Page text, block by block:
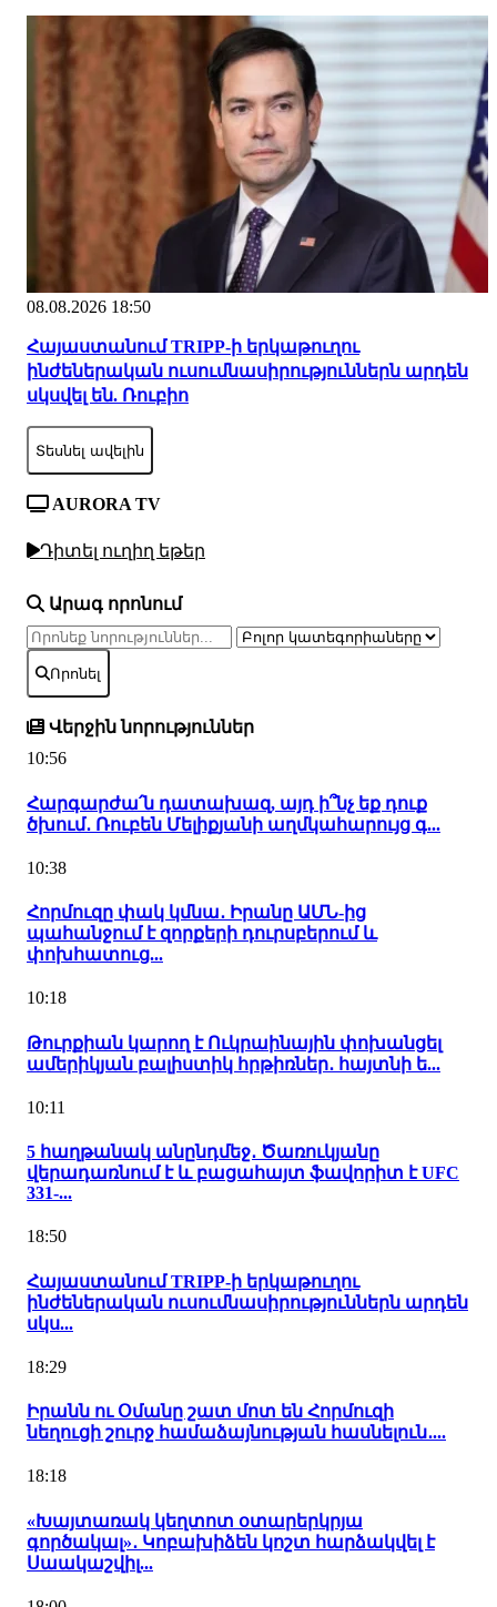
08.08.2026 18:50
Հայաստանում TRIPP-ի երկաթուղու
ինժեներական ուսումնասիրություններն արդեն
սկսվել են. Ռուբիո
Տեսնել ավելին
AURORA TV
Դիտել ուղիղ եթեր
Արագ որոնում
Որոնել
Վերջին նորություններ
10:56
Հարգարժա՛ն դատախազ, այդ ի՞նչ եք դուք
ծխում․ Ռուբեն Մելիքյանի աղմկահարույց գ...
10:38
Հորմուզը փակ կմնա․ Իրանը ԱՄՆ-ից
պահանջում է զորքերի դուրսբերում և
փոխհատուց...
10:18
Թուրքիան կարող է Ուկրաինային փոխանցել
ամերիկյան բալիստիկ հրթիռներ․ հայտնի ե...
10:11
5 հաղթանակ անընդմեջ․ Ծառուկյանը
վերադառնում է և բացահայտ ֆավորիտ է UFC
331-...
18:50
Հայաստանում TRIPP-ի երկաթուղու
ինժեներական ուսումնասիրություններն արդեն
սկս...
18:29
Իրանն ու Օմանը շատ մոտ են Հորմուզի
նեղուցի շուրջ համաձայնության հասնելուն․...
18:18
«Խայտառակ կեղտոտ օտարերկրյա
գործակալ»․ Կոբախիձեն կոշտ հարձակվել է
Սաակաշվիլ...